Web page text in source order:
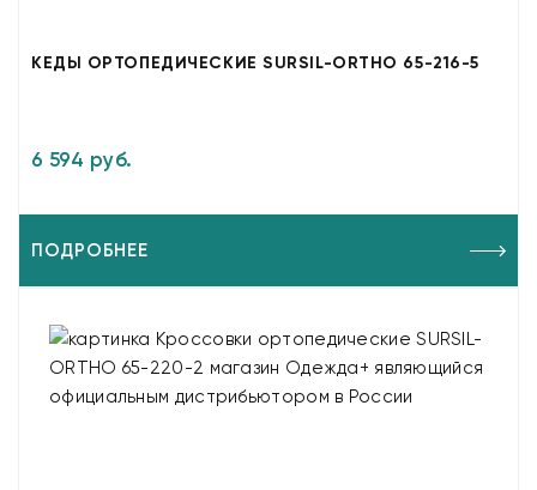
КЕДЫ ОРТОПЕДИЧЕСКИЕ SURSIL-ORTHO 65-216-5
6 594 руб.
ПОДРОБНЕЕ